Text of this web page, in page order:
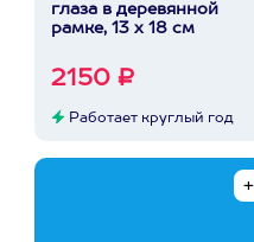
глаза в деревянной
рамке, 13 х 18 см
2150 ₽
Работает круглый год